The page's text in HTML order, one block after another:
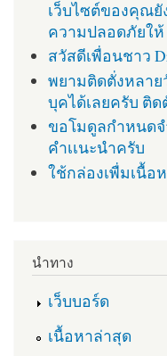
เว็บไซต์ของคุณยั
ความปลอดภัยให้
สวัสดีเพื่อนชาว
พยามติดตั่งหลาย
บุคได้เลยครับ ติ
ขอโมดูลกำหนดจ
คำเเนะนำครับ
ใช้กล่องเพื่มเนื้อ
นำทาง
เว็บบอร์ด
เนื้อหาล่าสุด